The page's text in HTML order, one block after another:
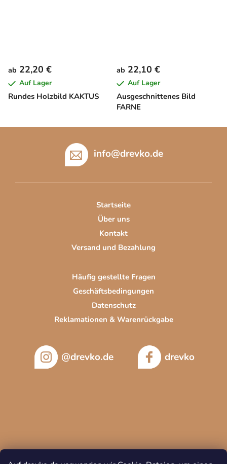
Rundes Holzbild KAKTUS
ab 22,20 €
Auf Lager
Ausgeschnittenes Bild
FARNE
ab 22,10 €
Auf Lager
info@drevko.de
Startseite
Über uns
Kontakt
Versand und Bezahlung
Häufig gestellte Fragen
Geschäftsbedingungen
Datenschutz
Reklamationen & Warenrückgabe
@drevko.de drevko